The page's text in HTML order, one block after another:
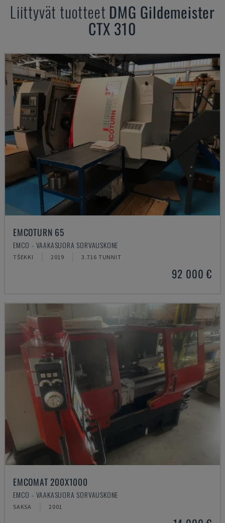
Liittyvät tuotteet DMG Gildemeister
CTX 310
EMCOTURN 65
EMCO - VAAKASUORA SORVAUSKONE
TŠEKKI 2019 3.716 TUNNIT
92 000 €
EMCOMAT 200X1000
EMCO - VAAKASUORA SORVAUSKONE
SAKSA 2001